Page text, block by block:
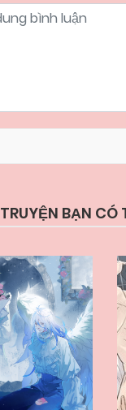
TRUYỆN BẠN